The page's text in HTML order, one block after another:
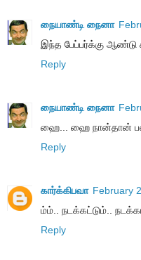
நையாண்டி நைனா
இந்த பேப்பர்க்கு ஆண்டு
Reply
நையாண்டி நைனா
ஹை... ஹை நான்தான்
Reply
கார்க்கிபவா February
ம்ம்.. நடக்கட்டும்..
Reply